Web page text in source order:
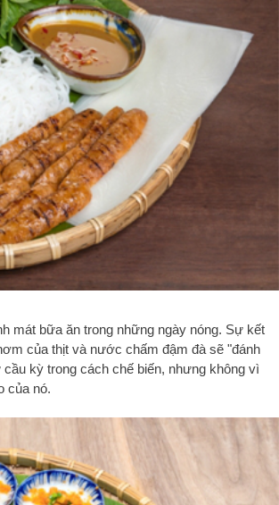
mát bữa ăn trong những ngày nóng. Sự kết
của thịt và nước chấm đậm đà sẽ "đánh
kỳ trong cách chế biến, nhưng không vì
của nó.